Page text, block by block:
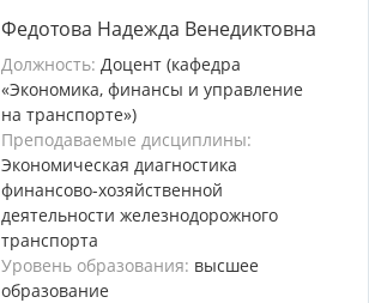
Федотова Надежда Венедиктовна
Должность: Доцент (кафедра
«Экономика, финансы и управление
на транспорте»)
Преподаваемые дисциплины:
Экономическая диагностика
финансово-хозяйственной
деятельности железнодорожного
транспорта
Уровень образования: высшее
образование